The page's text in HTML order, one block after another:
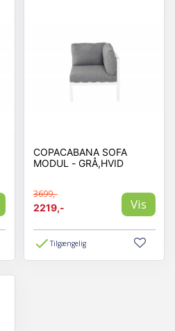
COPACABANA SOFA
MODUL - GRÅ,HVID
3699,-
2219,-
Vis
Tilgængelig